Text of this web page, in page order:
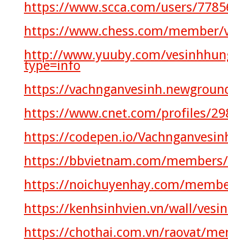
https://www.scca.com/users/
https://www.chess.com/member/
http://www.yuuby.com/
type=info
https://
https://www.cnet.com/profiles/
https://codepen.io/
https://bbvietnam.com/
https://noichuyenhay.com/
https://kenhsinhvien.vn/wall/
https://chothai.com.vn/raovat/